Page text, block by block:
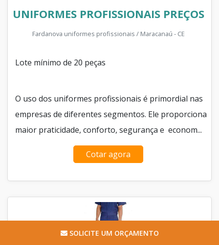
UNIFORMES PROFISSIONAIS PREÇOS
Fardanova uniformes profissionais / Maracanaú - CE
Lote mínimo de 20 peças
O uso dos uniformes profissionais é primordial nas
empresas de diferentes segmentos. Ele proporciona
maior praticidade, conforto, segurança e econom...
Cotar agora
SOLICITE UM ORÇAMENTO